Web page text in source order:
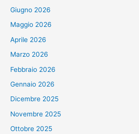
Giugno 2026
Maggio 2026
Aprile 2026
Marzo 2026
Febbraio 2026
Gennaio 2026
Dicembre 2025
Novembre 2025
Ottobre 2025